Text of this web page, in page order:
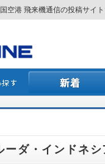
空港 飛来機通信の投稿サイ
ダ・インドネ